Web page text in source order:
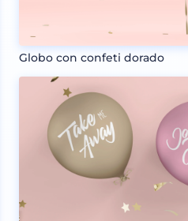
Globo con confeti dorado